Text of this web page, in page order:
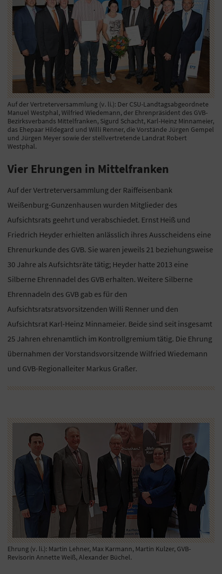
Auf der Vertreterversammlung (v. li.): Der CSU-Landtagsabgeordnete
Manuel Westphal, Wilfried Wiedemann, der Ehrenpräsident des GVB-
Bezirksverbands Mittelfranken, Sigurd Schacht, Karl-Heinz Minnameier,
das Ehepaar Hildegard und Willi Renner, die Vorstände Jürgen Gempel
und Jürgen Meyer sowie der stellvertretende Landrat Robert
Westphal.
Vier Ehrungen in Mittelfranken
Auf der Vertreterversammlung der Raiffeisenbank
Weißenburg-Gunzenhausen wurden Mitglieder des
Aufsichtsrats geehrt und verabschiedet. Ernst Heiß und
Friedrich Heyder erhielten anlässlich ihres Ausscheidens eine
Ehrenurkunde des GVB. Sie waren jeweils 21 beziehungsweise
30 Jahre als Aufsichtsräte tätig; Heyder hatte 2013 eine
Silberne Ehrennadel des GVB erhalten. Weitere Silberne
Ehrennadeln des GVB gab es für den
Aufsichtsratsratsvorsitzenden Willi Renner und den
Aufsichtsrat Karl-Heinz Minnameier. Beide sind seit insgesamt
25 Jahren ehrenamtlich im Kontrollgremium tätig. Die Ehrung
übernahmen der Vorstandsvorsitzende Wilfried Wiedemann
und GVB-Regionalleiter Markus Graßer.
Ehrung (v. li.): Martin Lehner, Max Karmann, Martin Kulzer, GVB-
Revisorin Annette Weiß, Alexander Büchel.